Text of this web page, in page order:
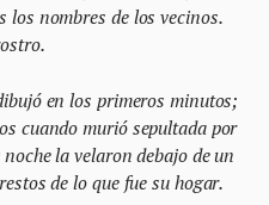
los nombres de los vecinos.
en los primeros minutos;
cuando murió sepultada por
la velaron debajo de un
de lo que fue su hogar.